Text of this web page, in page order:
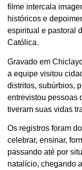
filme intercala
históricos e
espiritual e pastoral
Católica.
Gravado em
a equipe visitou
distritos, subúrbios,
entrevistou pessoas
tiveram suas vidas
Os registros foram
celebrar, ensinar,
passando até por
natalício, chegando